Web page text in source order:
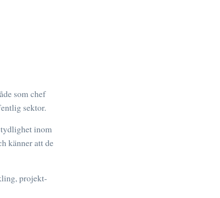
som chef
sektor.
tydlighet inom
känner att de
projekt-